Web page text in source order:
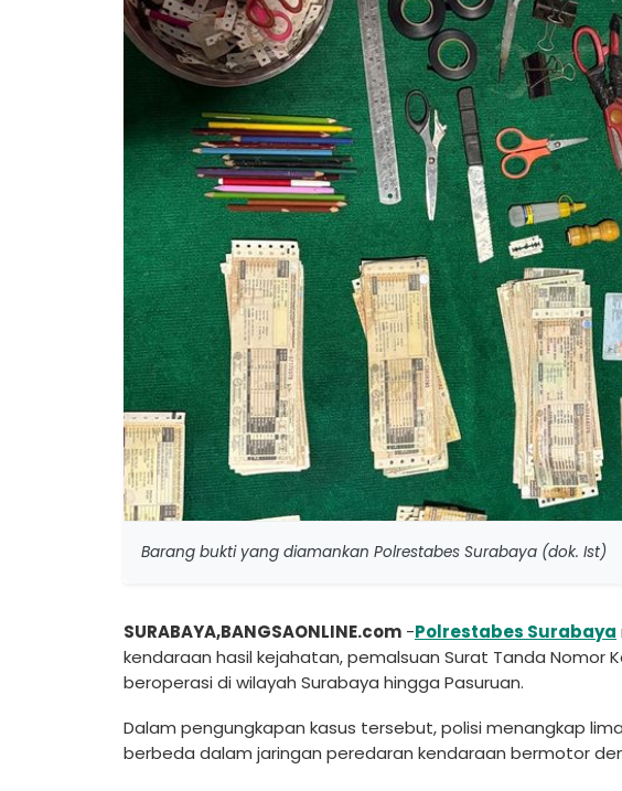
Barang bukti yang diamankan Polrestabes Surabaya (dok. Ist)
SURABAYA,BANGSAONLINE.com -Polrestabes Surabaya
kendaraan hasil kejahatan, pemalsuan Surat Tanda Nomor
beroperasi di wilayah Surabaya hingga Pasuruan.
Dalam pengungkapan kasus tersebut, polisi menangkap
berbeda dalam jaringan peredaran kendaraan bermotor